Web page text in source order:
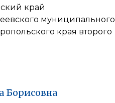
край
муниципального
края второго
Борисовна